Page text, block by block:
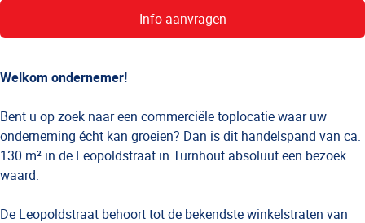
Info aanvragen
Welkom ondernemer!
Bent u op zoek naar een commerciële toplocatie waar uw
onderneming écht kan groeien? Dan is dit handelspand van ca.
130 m² in de Leopoldstraat in Turnhout absoluut een bezoek
waard.
De Leopoldstraat behoort tot de bekendste winkelstraten van